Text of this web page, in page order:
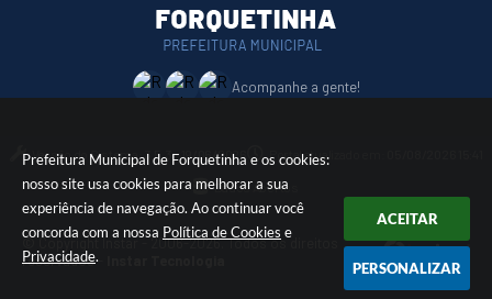
Prefeitura Municipal de Forquetinha e os cookies:
nosso site usa cookies para melhorar a sua
experiência de navegação. Ao continuar você
concorda com a nossa Política de Cookies e
Privacidade.
ACEITAR
PERSONALIZAR
Acompanhe a gente!
Versão do Sistema: 3.5.3 - 19/06/2026 Portal atualizado em:
Dados Abertos
© Copyright Instar - 2006-2026. Todos os direitos
reservados -